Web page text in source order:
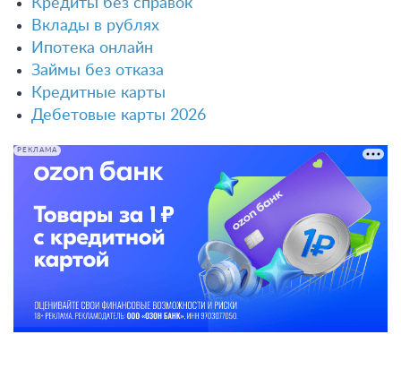
Кредиты без справок
Вклады в рублях
Ипотека онлайн
Займы без отказа
Кредитные карты
Дебетовые карты 2026
РЕКЛАМА